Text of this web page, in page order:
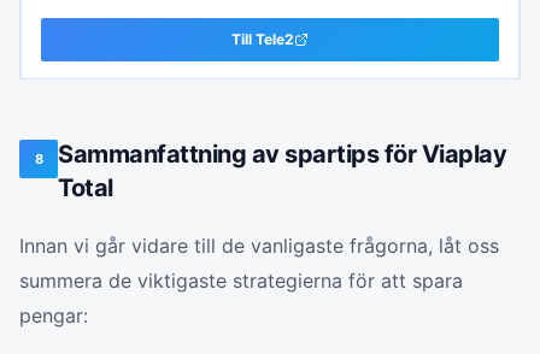
Till Tele2
8
Sammanfattning av spartips för Viaplay
Total
Innan vi går vidare till de vanligaste frågorna, låt oss
summera de viktigaste strategierna för att spara
pengar: